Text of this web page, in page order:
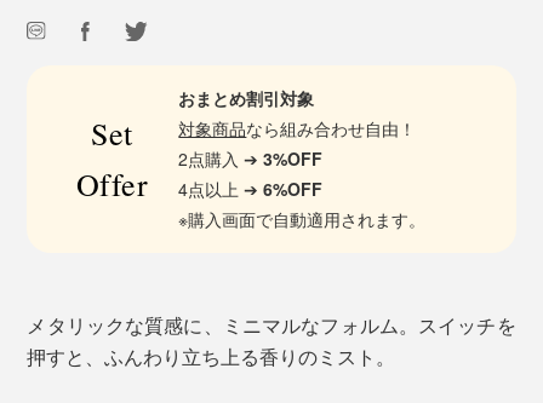
Set
Offer
おまとめ割引対象
対象商品なら組み合わせ自由！
2点購入 ➔3%OFF
4点以上 ➔6%OFF
※購入画面で自動適用されます。
メタリックな質感に、ミニマルなフォルム。スイッチを
押すと、ふんわり立ち上る香りのミスト。